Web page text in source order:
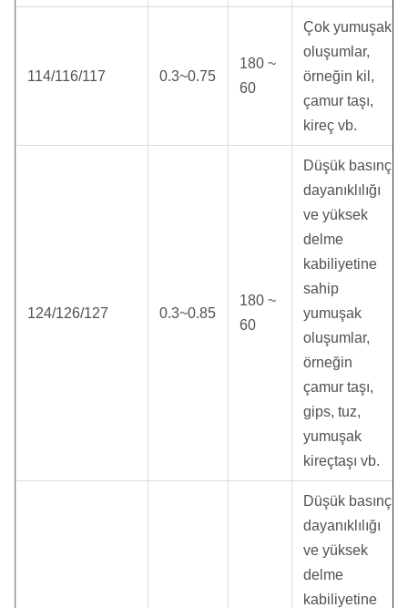
114/116/117 0.3~0.75
180 ~
60
Çok yumuşak
oluşumlar,
örneğin kil,
çamur taşı,
kireç vb.
124/126/127 0.3~0.85
180 ~
60
Düşük basınç
dayanıklılığı
ve yüksek
delme
kabiliyetine
sahip
yumuşak
oluşumlar,
örneğin
çamur taşı,
gips, tuz,
yumuşak
kireçtaşı vb.
Düşük basınç
dayanıklılığı
ve yüksek
delme
kabiliyetine